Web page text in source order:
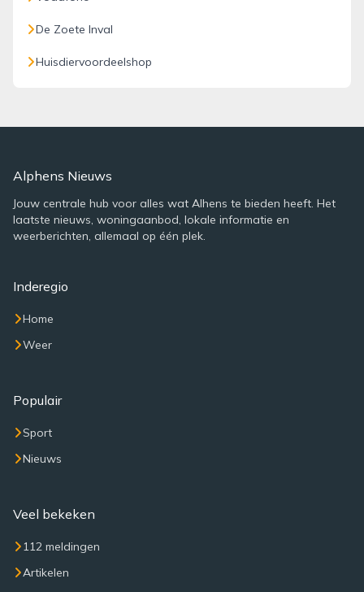
De Zoete Inval
Huisdiervoordeelshop
Alphens Nieuws
Jouw centrale hub voor alles wat Alhens te bieden heeft. Het
laatste nieuws, woningaanbod, lokale informatie en
weerberichten, allemaal op één plek.
Inderegio
Home
Weer
Populair
Sport
Nieuws
Veel bekeken
112 meldingen
Artikelen